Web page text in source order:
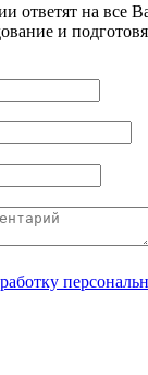
ответят на все
и